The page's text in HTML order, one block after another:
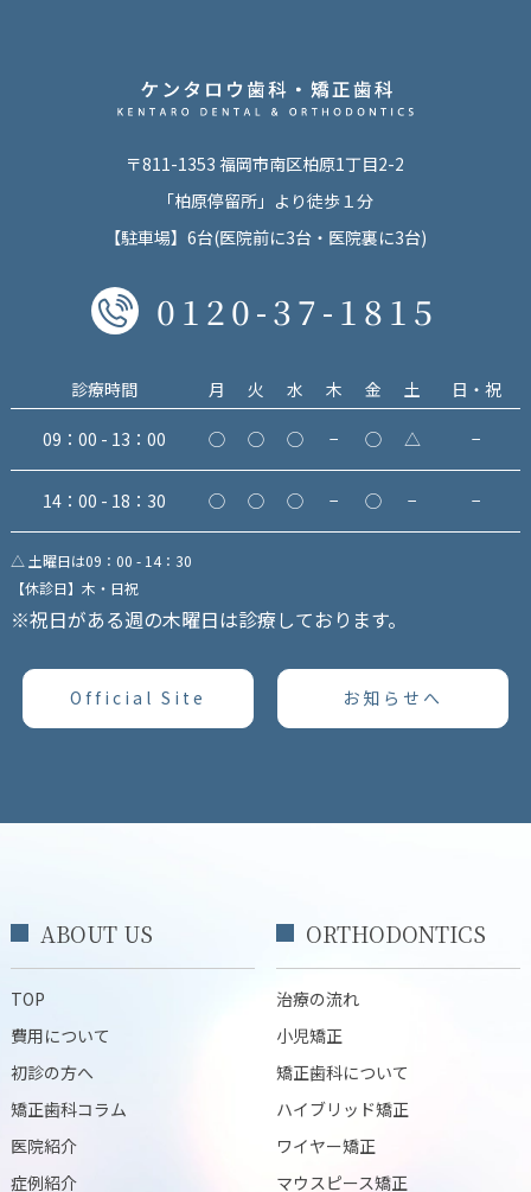
〒811-1353 福岡市南区柏原1丁目2-2
「柏原停留所」より徒歩１分
【駐車場】6台(医院前に3台・医院裏に3台)
0120-37-1815
診療時間 月 火 水 木 金 土 日・祝
09：00 - 13：00 ◯ ◯ ◯ − ◯ △ −
14：00 - 18：30 ◯ ◯ ◯ − ◯ − −
△ 土曜日は09：00 - 14：30
【休診日】木・日祝
※祝日がある週の木曜日は診療しております。
Official Site お知らせへ
ABOUT US
TOP
費用について
初診の方へ
矯正歯科コラム
医院紹介
症例紹介
ORTHODONTICS
治療の流れ
小児矯正
矯正歯科について
ハイブリッド矯正
ワイヤー矯正
マウスピース矯正